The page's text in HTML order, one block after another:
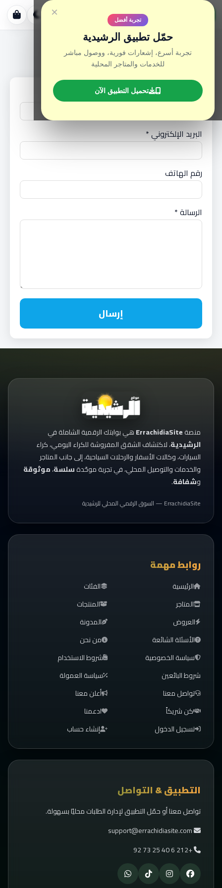
×
تجربة أفضل
حمّل تطبيق الرشيدية
تجربة أسرع، إشعارات فورية، ووصول مباشر
للخدمات والمتاجر المحلية
تحميل التطبيق الآن
اتصل بنا
الاسم الكامل *
البريد الإلكتروني *
رقم الهاتف
الرسالة *
إرسال
منصةErrachidiaSiteهي بوابتك الرقمية الشاملة في
الرشيدية، لاكتشاف الشقق المفروشة للكراء اليومي، كراء
السيارات، وكالات الأسفار والرحلات السياحية، إلى جانب المتاجر
والخدمات والتوصيل المحلي، في تجربة موحّدةسلسة،موثوقة
وشفافة.
ErrachidiaSite — السوق الرقمي المحلي للرشيدية
روابط مهمة
الرئيسية
الفئات
المتاجر
المنتجات
العروض
المدونة
الأسئلة الشائعة
من نحن
سياسة الخصوصية
شروط الاستخدام
شروط البائعين
سياسة العمولة
تواصل معنا
أعلن معنا
كن شريكاً
ادعمنا
تسجيل الدخول
إنشاء حساب
التطبيق & التواصل
تواصل معنا أو حمّل التطبيق لإدارة الطلبات محليًا بسهولة.
support@errachidiasite.com
+212 6 40 25 73 92